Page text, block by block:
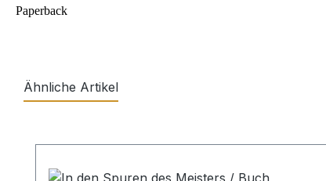
Paperback
Ähnliche Artikel